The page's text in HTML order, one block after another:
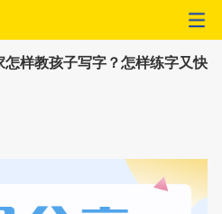
样教孩子写字？怎样练字又快